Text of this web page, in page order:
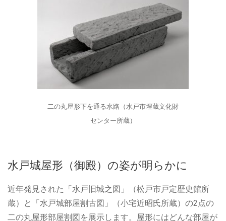
二の丸屋形下を通る水路（水戸市埋蔵文化財
センター所蔵）
水戸城屋形（御殿）の姿が明らかに
近年発見された「水戸旧城之図」（松戸市戸定歴史館所
蔵）と「水戸城部屋割古図」（小宅近昭氏所蔵）の2点の
二の丸屋形部屋割図を展示します。屋形にはどんな部屋が